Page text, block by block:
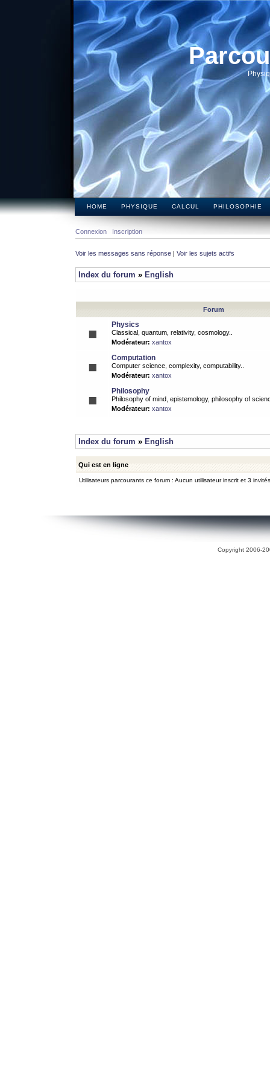
HOME PHYSIQUE CALCUL PHILOSOPHIE
Connexion Inscription
Voir les messages sans réponse | Voir les sujets actifs
Index du forum » English
Forum
Physics
Classical, quantum, relativity, cosmology..
Modérateur: xantox
Computation
Computer science, complexity, computability..
Modérateur: xantox
Philosophy
Philosophy of mind, epistemology, philosophy of
Modérateur: xantox
Index du forum » English
Qui est en ligne
Utilisateurs parcourants ce forum : Aucun utilisateur inscrit et 3 invités
Copyright 2006-